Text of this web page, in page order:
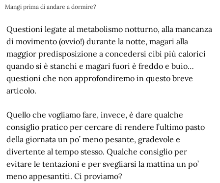
Mangi prima di andare a dormire?
Questioni legate al metabolismo notturno, alla mancanza
di movimento (ovvio!) durante la notte, magari alla
maggior predisposizione a concedersi cibi più calorici
quando si è stanchi e magari fuori è freddo e buio…
questioni che non approfondiremo in questo breve
articolo.
Quello che vogliamo fare, invece, è dare qualche
consiglio pratico per cercare di rendere l’ultimo pasto
della giornata un po’ meno pesante, gradevole e
divertente al tempo stesso. Qualche consiglio per
evitare le tentazioni e per svegliarsi la mattina un po’
meno appesantiti. Ci proviamo?